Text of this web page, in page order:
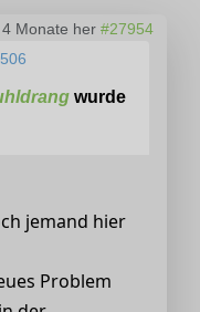
Monate her #27954
wurde
jemand hier
Problem